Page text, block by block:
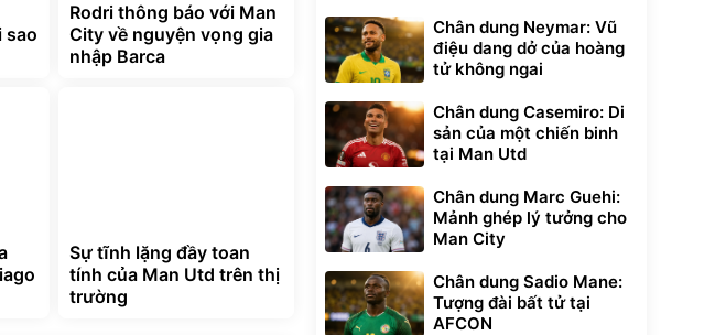
sao
Rodri thông báo với Man
City về nguyện vọng gia
nhập Barca
Sự tĩnh lặng đầy toan
tính của Man Utd trên thị
trường
Chân dung Neymar: Vũ
điệu dang dở của hoàng
tử không ngai
Chân dung Casemiro: Di
sản của một chiến binh
tại Man Utd
Chân dung Marc Guehi:
Mảnh ghép lý tưởng cho
Man City
Chân dung Sadio Mane:
Tượng đài bất tử tại
AFCON